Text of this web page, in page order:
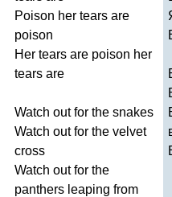
Poison her tears are
poison
Her tears are poison her
tears are
Watch out for the snakes
Watch out for the velvet
cross
Watch out for the
panthers leaping from